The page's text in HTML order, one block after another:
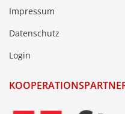
Impressum
Datenschutz
Login